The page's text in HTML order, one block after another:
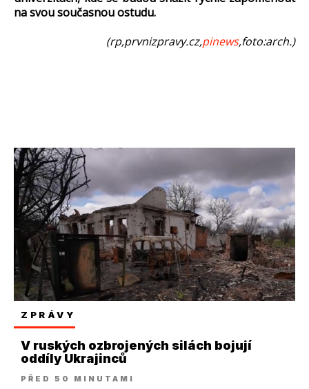
na svou současnou ostudu.
(rp,prvnizpravy.cz,pinews,foto:arch.)
ZPRÁVY
V ruských ozbrojených silách bojují
oddíly Ukrajinců
PŘED 50 MINUTAMI